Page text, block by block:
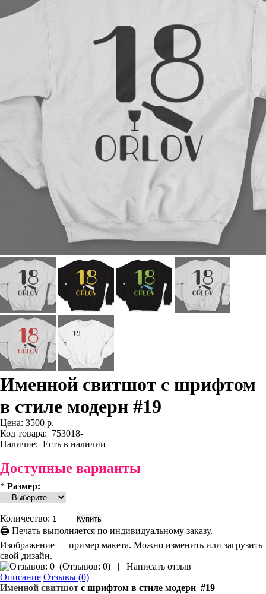
Именной свитшот с шрифтом
в стиле модерн #19
Цена: 3500 р.
Код товара: 753018-
Наличие: Есть в наличии
Доступные варианты
* Размер:
Количество:
🖨 Печать выполняется по индивидуальному заказу.
Изображение — пример макета. Можно изменить или загрузить
свой дизайн.
(Отзывов: 0) |
Написать отзыв
Описание Отзывы (0)
Именной свитшот с шрифтом в стиле модерн #19